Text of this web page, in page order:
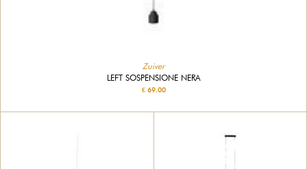
Zuiver
LEFT SOSPENSIONE NERA
€ 69.00